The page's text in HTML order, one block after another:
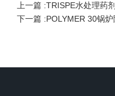
上一篇 :TRISPE水处理药
下一篇 :POLYMER 30锅